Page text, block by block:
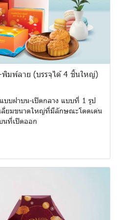
พิมพ์ลาย (บรรจุได้ 4 ชิ้นใหญ่)
บบฝาบน-เปิดกลาง แบบที่ 1 รูป
ลี่ยมขนาดใหญ่ที่มีลักษณะโดดเด่น
ที่เปิดออก